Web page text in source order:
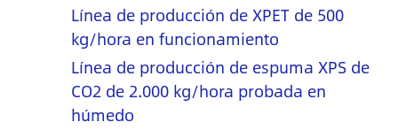
Línea de producción de XPET de 500
kg/hora en funcionamiento
Línea de producción de espuma XPS de
CO2 de 2.000 kg/hora probada en
húmedo